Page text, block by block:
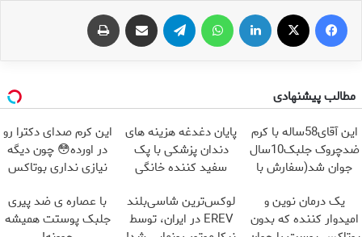
فیس بوک لینکدین تلگرام اشتراک گذاری از طریق ایمیل
مطالب پیشنهادی
این آقای58ساله با کرم
ضدچروک جلبک10سال
جوان شد(سفارش با
پایان دغدغه هزینه های
دندان پزشکی با پک
سفید کننده خانگی
این کرم صدای دکترا رو
در اورده😳 چون دیگه
نیازی نداری بوتاکس
یک درمان نوین و
امیدوار کننده که بدون
لوکس‌ترین شاسی‌بلند
EREV در ایران، توسط
با عصاره ی ضد پیری
جلبک پوستت همیشه